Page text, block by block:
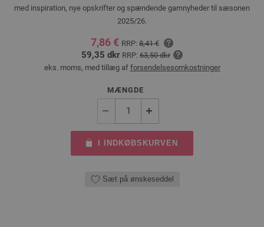
med inspiration, nye opskrifter og spændende garnnyheder til sæsonen
2025/26.
7,86 € RRP: 8,41 €
59,35 dkr RRP: 63,50 dkr
eks. moms, med tillæg af forsendelsesomkostninger
MÆNGDE
I INDKØBSKURVEN
Sæt på ønskeseddel